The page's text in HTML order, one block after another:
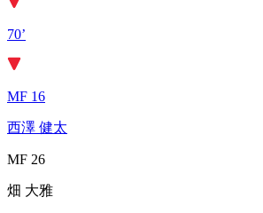
70’
MF 16
西澤 健太
MF 26
畑 大雅